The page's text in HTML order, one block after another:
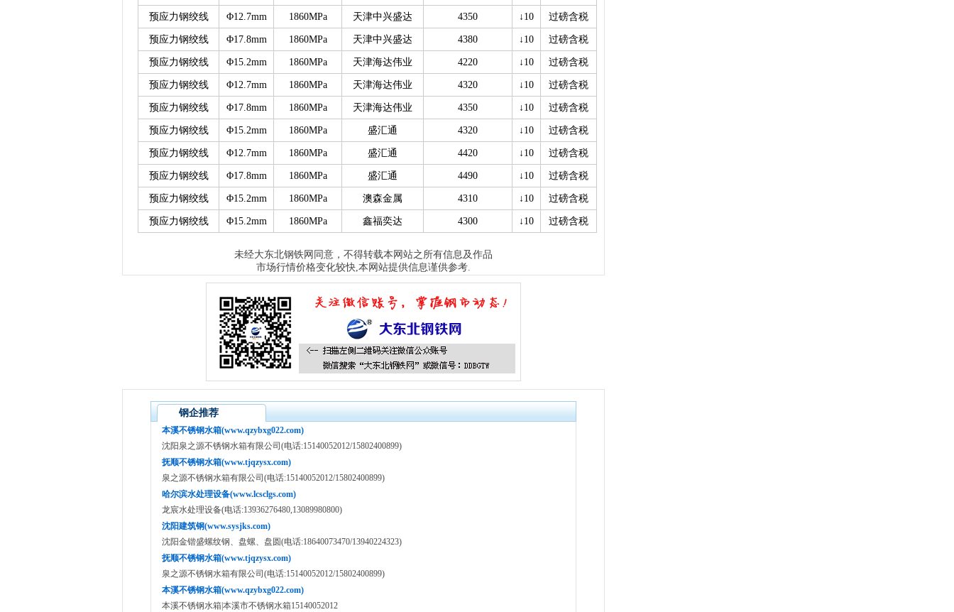
预应力钢绞线 Φ12.7mm 1860MPa 天津中兴盛达 4350 ↓10 过磅含税
预应力钢绞线 Φ17.8mm 1860MPa 天津中兴盛达 4380 ↓10 过磅含税
预应力钢绞线 Φ15.2mm 1860MPa 天津海达伟业 4220 ↓10 过磅含税
预应力钢绞线 Φ12.7mm 1860MPa 天津海达伟业 4320 ↓10 过磅含税
预应力钢绞线 Φ17.8mm 1860MPa 天津海达伟业 4350 ↓10 过磅含税
预应力钢绞线 Φ15.2mm 1860MPa 盛汇通 4320 ↓10 过磅含税
预应力钢绞线 Φ12.7mm 1860MPa 盛汇通 4420 ↓10 过磅含税
预应力钢绞线 Φ17.8mm 1860MPa 盛汇通 4490 ↓10 过磅含税
预应力钢绞线 Φ15.2mm 1860MPa 澳森金属 4310 ↓10 过磅含税
预应力钢绞线 Φ15.2mm 1860MPa 鑫福奕达 4300 ↓10 过磅含税
未经大东北钢铁网 同意，不得转载本网站之所有信息及作品
市场行情价格变化较快,本网站提供信息谨供参考.
钢企推荐
本溪不锈钢水箱(www.qzybxg022.com)
沈阳泉之源不锈钢水箱有限公司(电话:15140052012/15802400899)
抚顺不锈钢水箱(www.tjqzysx.com)
泉之源不锈钢水箱有限公司(电话:15140052012/15802400899)
哈尔滨水处理设备(www.lcsclgs.com)
龙宸水处理设备(电话:13936276480,13089980800)
沈阳建筑钢(www.sysjks.com)
沈阳金锴盛螺纹钢、盘螺、盘圆(电话:18640073470/13940224323)
抚顺不锈钢水箱(www.tjqzysx.com)
泉之源不锈钢水箱有限公司(电话:15140052012/15802400899)
本溪不锈钢水箱(www.qzybxg022.com)
本溪不锈钢水箱|本溪市不锈钢水箱15140052012